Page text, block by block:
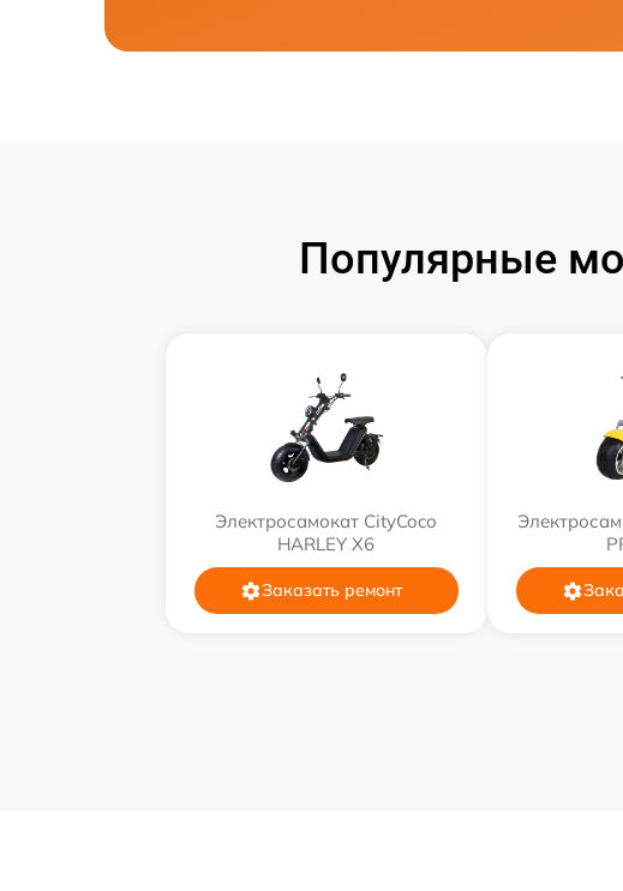
Популярные
Электросамокат CityCoco
HARLEY X6
Заказать ремонт